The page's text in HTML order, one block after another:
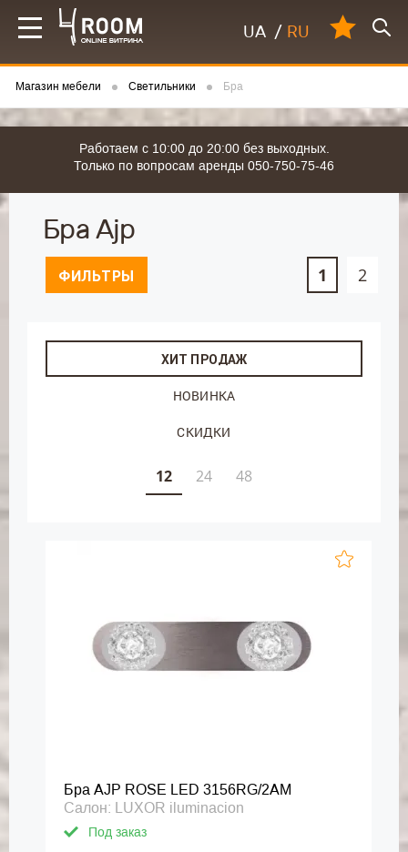
UA / RU
Магазин мебели Светильники Бра
Работаем с 10:00 до 20:00 без выходных.
Только по вопросам аренды 050-750-75-46
Бра Ajp
ФИЛЬТРЫ 1 2
ХИТ ПРОДАЖ
НОВИНКА
СКИДКИ
12 24 48
Бра AJP ROSE LED 3156RG/2AM
Салон: LUXOR iluminacion
Под заказ